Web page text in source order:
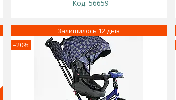
56659
–20%
Залишилось 12 днів